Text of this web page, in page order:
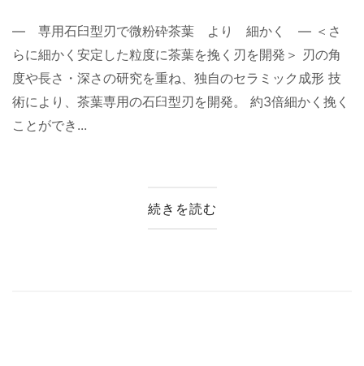
― 専用石臼型刃で微粉砕茶葉 より 細かく ― ＜さ
らに細かく安定した粒度に茶葉を挽く刃を開発＞ 刃の角
度や長さ・深さの研究を重ね、独自のセラミック成形 技
術により、茶葉専用の石臼型刃を開発。 約3倍細かく挽く
ことができ...
続きを読む